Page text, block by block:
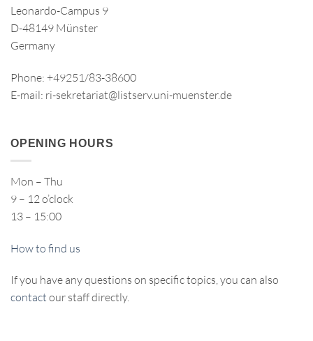
Leonardo-Campus 9
D-48149 Münster
Germany
Phone: +49251/83-38600
E-mail: ri-sekretariat@listserv.uni-muenster.de
OPENING HOURS
Mon – Thu
9 – 12 o’clock
13 – 15:00
How to find us
If you have any questions on specific topics, you can also
contact our staff directly.